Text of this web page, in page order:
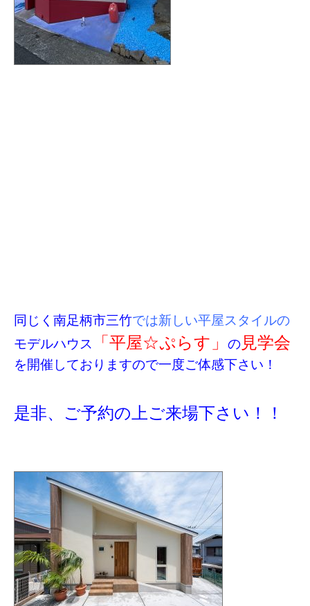
同じく南足柄市三竹では新しい平屋スタイルの
モデルハウス
「平屋☆ぷらす」 の 見学会
を開催しておりますので一度ご体感下さい！
是非、ご予約の上ご来場下さい！！